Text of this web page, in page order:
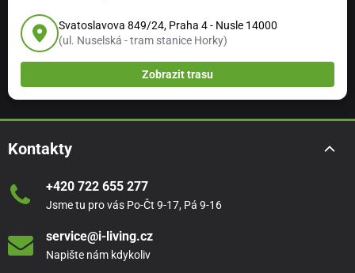
Svatoslavova 849/24, Praha 4 - Nusle 14000
(ul. Nuselská - tram stanice Horky)
Zobrazit trasu
Kontakty
+420 722 655 277
Jsme tu pro vás Po-Čt 9-17, Pá 9-16
service@i-living.cz
Napište nám kdykoliv